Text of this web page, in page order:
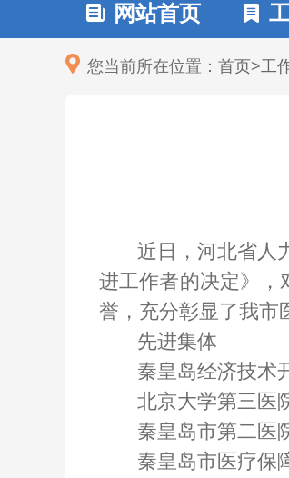
 网站首页 
您当前所在位置： 首页>工
近日，河北省人
进工作者的决定》，
誉，充分彰显了我市
先进集体
秦皇岛经济技术
北京大学第三医
秦皇岛市第二医
秦皇岛市医疗保